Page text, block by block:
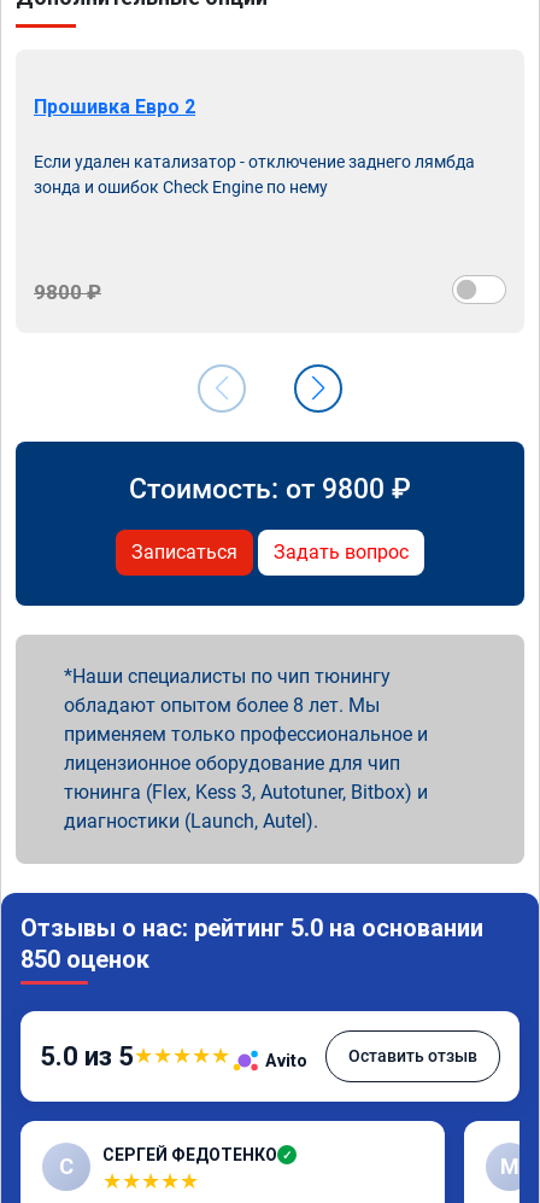
Прошивка Евро 2
Если удален катализатор - отключение заднего лямбда
зонда и ошибок Check Engine по нему
9800 ₽
Стоимость: от 9800 ₽
Записаться Задать вопрос
Наши специалисты по чип тюнингу
обладают опытом более 8 лет. Мы
применяем только профессиональное и
лицензионное оборудование для чип
тюнинга (Flex, Kess 3, Autotuner, Bitbox) и
диагностики (Launch, Autel).
Отзывы о нас: рейтинг 5.0 на основании
850 оценок
5.0 из 5★★★★★ Avito Оставить отзыв
С СЕРГЕЙ ФЕДОТЕНКО ✓
★★★★★
M